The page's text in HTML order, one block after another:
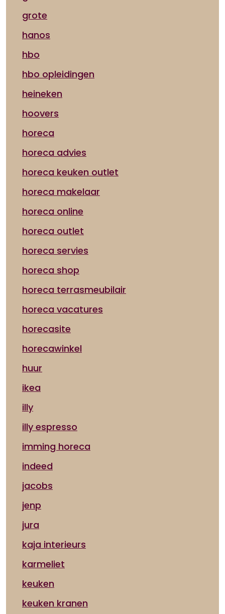
grote
hanos
hbo
hbo opleidingen
heineken
hoovers
horeca
horeca advies
horeca keuken outlet
horeca makelaar
horeca online
horeca outlet
horeca servies
horeca shop
horeca terrasmeubilair
horeca vacatures
horecasite
horecawinkel
huur
ikea
illy
illy espresso
imming horeca
indeed
jacobs
jenp
jura
kaja interieurs
karmeliet
keuken
keuken kranen